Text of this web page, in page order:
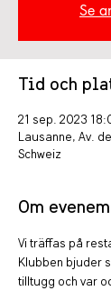
Se
Tid och
21 sep. 2023
Lausanne, Av.
Schweiz
Om
Vi träffas på
Klubben bjuder
tilltugg och var